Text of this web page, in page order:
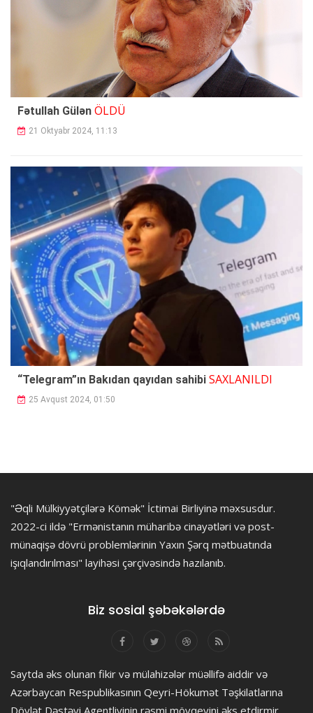
Fətullah Gülən ÖLDÜ
21 Oktyabr 2024, 11:13
“Telegram”ın Bakıdan qayıdan sahibi SAXLANILDI
25 Avqust 2024, 01:50
"Əqli Mülkiyyətçilərə Kömək" İctimai Birliyinə məxsusdur.
2022-ci ildə "Ermənistanın müharibə cinayətləri və post-
münaqişə dövrü problemlərinin Yaxın Şərq mətbuatında
işıqlandırılması" layihəsi çərçivəsində hazılanıb.
Biz sosial şəbəkələrdə
Saytda əks olunan fikir və mülahizələr müəllifə aiddir və
Azərbaycan Respublikasının Qeyri-Hökumət Təşkilatlarına